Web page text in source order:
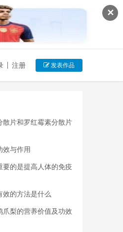
✕
注册 发表作品
散片和罗红霉素分散片
效与作用
要的是提高人体的免疫
效的方法是什么
爪梨的营养价值及功效